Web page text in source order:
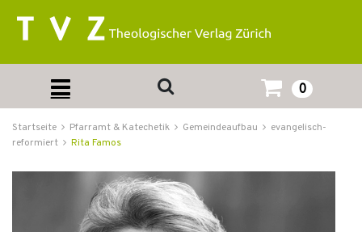
0
Startseite Pfarramt & Katechetik Gemeindeaufbau
evangelisch-
reformiert
Rita Famos